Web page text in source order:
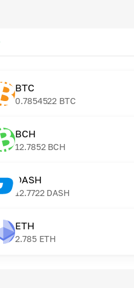
BTC
0.7854522 BTC
BCH
12.7852 BCH
DASH
12.7722 DASH
ETH
2.785 ETH